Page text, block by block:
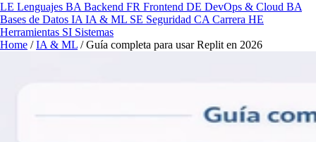
LE Lenguajes BA Backend FR Frontend DE DevOps & Cloud BA
Bases de Datos IA IA & ML SE Seguridad CA Carrera HE
Herramientas SI Sistemas
Home / IA & ML / Guía completa para usar Replit en 2026